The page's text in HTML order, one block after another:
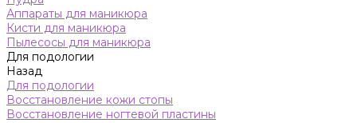
Аппараты для маникюра
Кисти для маникюра
Пылесосы для маникюра
Для подологии
Назад
Для подологии
Восстановление кожи стопы
Восстановление ногтевой пластины